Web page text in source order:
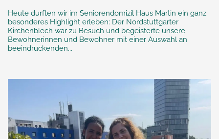
Heute durften wir im Seniorendomizil Haus Martin ein ganz
besonderes Highlight erleben: Der Nordstuttgarter
Kirchenblech war zu Besuch und begeisterte unsere
Bewohnerinnen und Bewohner mit einer Auswahl an
beeindruckenden...